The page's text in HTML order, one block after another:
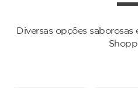
Diversas opções